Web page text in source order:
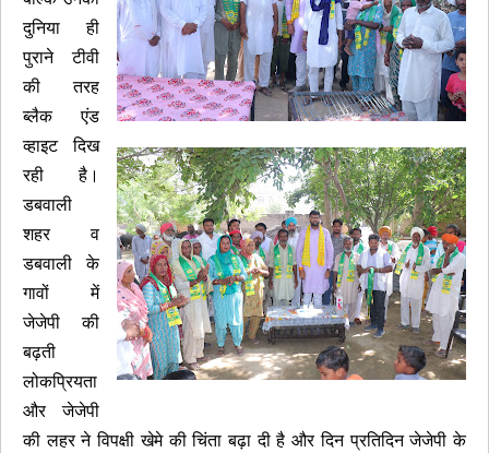
दुनिया ही
पुराने टीवी
की तरह
ब्लैक एंड
व्हाइट दिख
रही है।
डबवाली
शहर व
डबवाली के
गावों में
जेजेपी की
बढ़ती
लोकप्रियता
और जेजेपी
की लहर ने विपक्षी खेमे की चिंता बढ़ा दी है और दिन प्रतिदिन जेजेपी के